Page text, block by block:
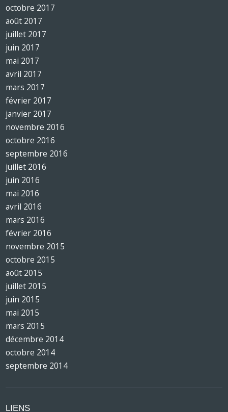
octobre 2017
août 2017
juillet 2017
juin 2017
mai 2017
avril 2017
mars 2017
février 2017
janvier 2017
novembre 2016
octobre 2016
septembre 2016
juillet 2016
juin 2016
mai 2016
avril 2016
mars 2016
février 2016
novembre 2015
octobre 2015
août 2015
juillet 2015
juin 2015
mai 2015
mars 2015
décembre 2014
octobre 2014
septembre 2014
LIENS